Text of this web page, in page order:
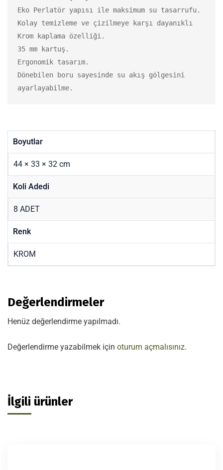
Eko Perlatör yapısı ile maksimum su tasarrufu.
Kolay temizleme ve çizilmeye karşı dayanıklı
Krom kaplama özelliği.
35 mm kartuş.
Ergonomik tasarım.
Dönebilen boru sayesinde su akış gölgesini
ayarlayabilme.
Boyutlar
44 × 33 × 32 cm
Koli Adedi
8 ADET
Renk
KROM
Değerlendirmeler
Henüz değerlendirme yapılmadı.
Değerlendirme yazabilmek için oturum açmalısınız.
İlgili ürünler